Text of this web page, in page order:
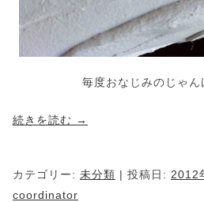
毎度おなじみのじゃん
続きを読む →
カテゴリー: 未分類 | 投稿日: 2012
coordinator